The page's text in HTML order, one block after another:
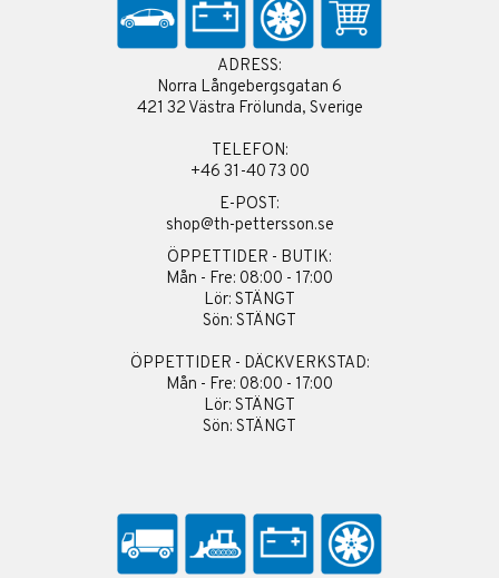
ADRESS:
Norra Långebergsgatan 6
421 32 Västra Frölunda, Sverige
TELEFON:
+46 31-40 73 00
E-POST:
shop@th-pettersson.se
ÖPPETTIDER - BUTIK:
Mån - Fre: 08:00 - 17:00
Lör: STÄNGT
Sön: STÄNGT
ÖPPETTIDER - DÄCKVERKSTAD:
Mån - Fre: 08:00 - 17:00
Lör: STÄNGT
Sön: STÄNGT